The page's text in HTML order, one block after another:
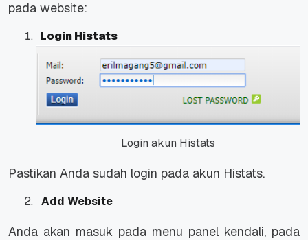
pada website:
Login Histats
Login akun Histats
Pastikan Anda sudah login pada akun Histats.
Add Website
Anda akan masuk pada menu panel kendali, pada